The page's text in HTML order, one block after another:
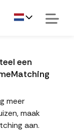
een
meer
maak
aan.